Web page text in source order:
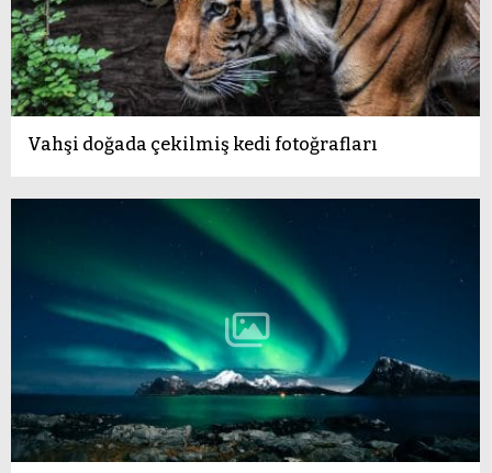
Vahşi doğada çekilmiş kedi fotoğrafları